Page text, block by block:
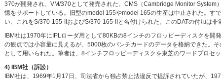
370が開発され、VM/370として発売された。CMS（Cambridge Monitor
憶をサポートしている。旧型のmodel 155やmodel 165の生産は中止された。す
い、これをS/370-155-IIおよびS/370-165-IIと名付けられた。このDATの付加は
IBM社は1970年にIPLローダ用として80KBの8インチのフロッピーディスクを
の観点では小容量に見えるが、5000枚のパンチカードのデータを格納できた。
として用いられた。筆者は、8インチフロッピーディスクを東芝のワードプロセ
4) IBM社（訴訟）
IBM社は、1969年1月17日、司法省から独占禁止法違反で提訴されていたが、